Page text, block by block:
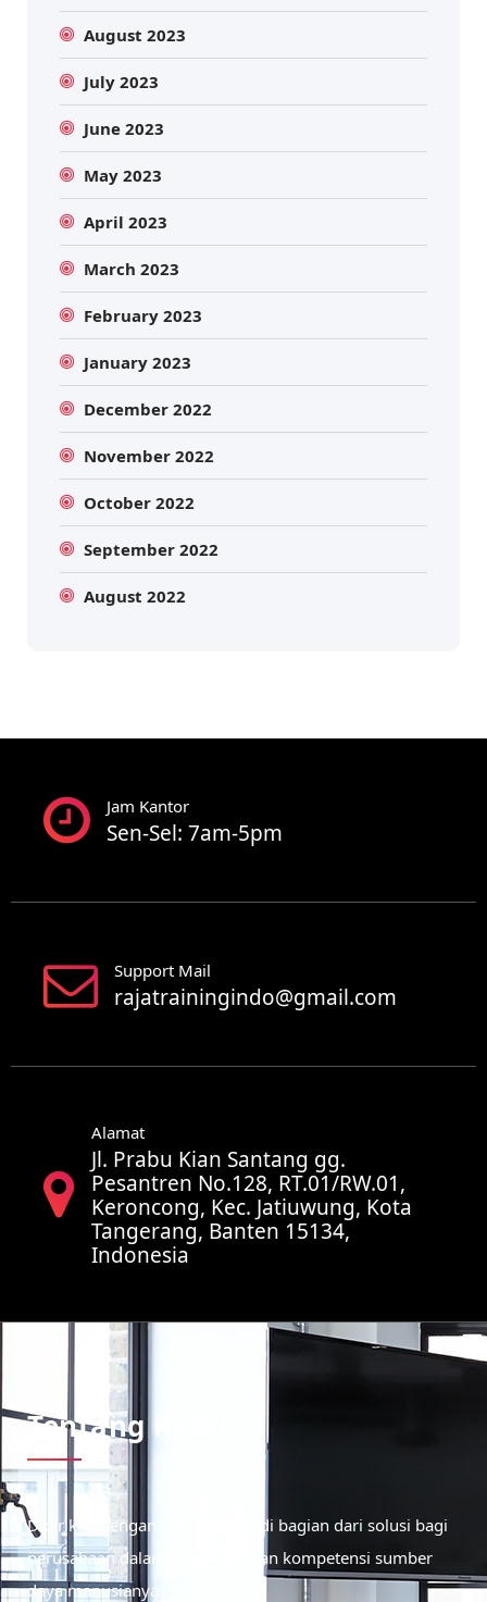
August 2023
July 2023
June 2023
May 2023
April 2023
March 2023
February 2023
January 2023
December 2022
November 2022
October 2022
September 2022
August 2022
Jam Kantor
Sen-Sel: 7am-5pm
Support Mail
rajatrainingindo@gmail.com
Alamat
Jl. Prabu Kian Santang gg.
Pesantren No.128, RT.01/RW.01,
Keroncong, Kec. Jatiuwung, Kota
Tangerang, Banten 15134,
Indonesia
Tentang Kami
Didirikan dengan tujuan menjadi bagian dari solusi bagi
perusahaan dalam meningkatkan kompetensi sumber
daya manusianya.